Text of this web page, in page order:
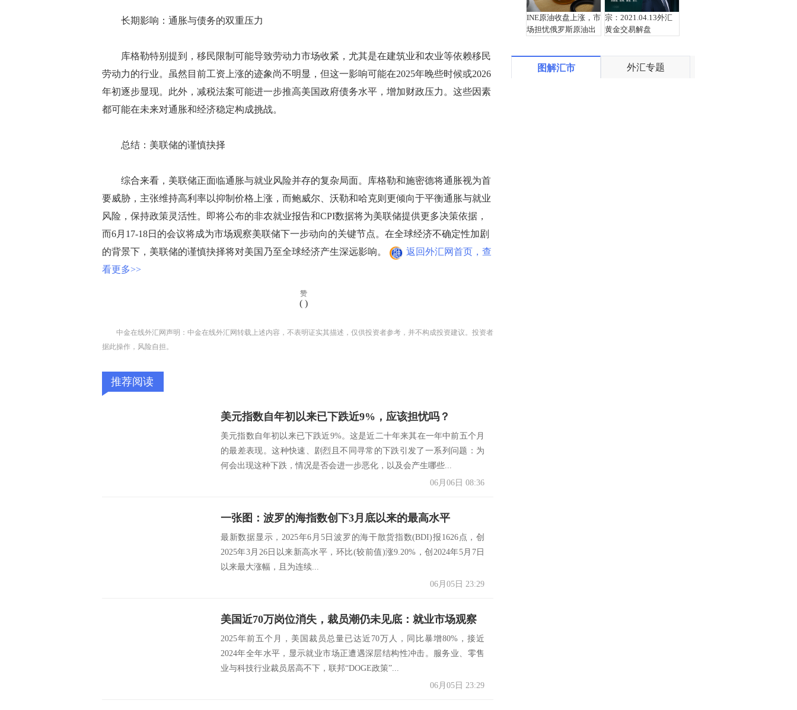
长期影响：通胀与债务的双重压力
库格勒特别提到，移民限制可能导致劳动力市场收紧，尤其是在建筑业和农业等依赖移民
劳动力的行业。虽然目前工资上涨的迹象尚不明显，但这一影响可能在2025年晚些时候或2026
年初逐步显现。此外，减税法案可能进一步推高美国政府债务水平，增加财政压力。这些因素
都可能在未来对通胀和经济稳定构成挑战。
总结：美联储的谨慎抉择
综合来看，美联储正面临通胀与就业风险并存的复杂局面。库格勒和施密德将通胀视为首
要威胁，主张维持高利率以抑制价格上涨，而鲍威尔、沃勒和哈克则更倾向于平衡通胀与就业
风险，保持政策灵活性。即将公布的非农就业报告和CPI数据将为美联储提供更多决策依据，
而6月17-18日的会议将成为市场观察美联储下一步动向的关键节点。在全球经济不确定性加剧
的背景下，美联储的谨慎抉择将对美国乃至全球经济产生深远影响。
返回外汇网首页，查
看更多>>
赞
( )
中金在线外汇网声明：中金在线外汇网转载上述内容，不表明证实其描述，仅供投资者参考，并不构成投资建议。投资者
据此操作，风险自担。
推荐阅读
美元指数自年初以来已下跌近9%，应该担忧吗？
美元指数自年初以来已下跌近9%。这是近二十年来其在一年中前五个月
的最差表现。这种快速、剧烈且不同寻常的下跌引发了一系列问题：为
何会出现这种下跌，情况是否会进一步恶化，以及会产生哪些...
06月06日 08:36
一张图：波罗的海指数创下3月底以来的最高水平
最新数据显示，2025年6月5日波罗的海干散货指数(BDI)报1626点，创
2025年3月26日以来新高水平，环比(较前值)涨9.20%，创2024年5月7日
以来最大涨幅，且为连续...
06月05日 23:29
美国近70万岗位消失，裁员潮仍未见底：就业市场观察
2025年前五个月，美国裁员总量已达近70万人，同比暴增80%，接近
2024年全年水平，显示就业市场正遭遇深层结构性冲击。服务业、零售
业与科技行业裁员居高不下，联邦“DOGE政策”...
06月05日 23:29
INE原油收盘上涨，市
场担忧俄罗斯原油出
宗：2021.04.13外汇
黄金交易解盘
图解汇市 外汇专题